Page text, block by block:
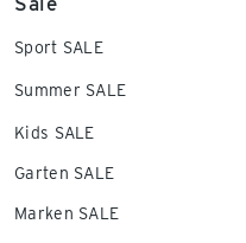
Sport SALE
Summer SALE
Kids SALE
Garten SALE
Marken SALE